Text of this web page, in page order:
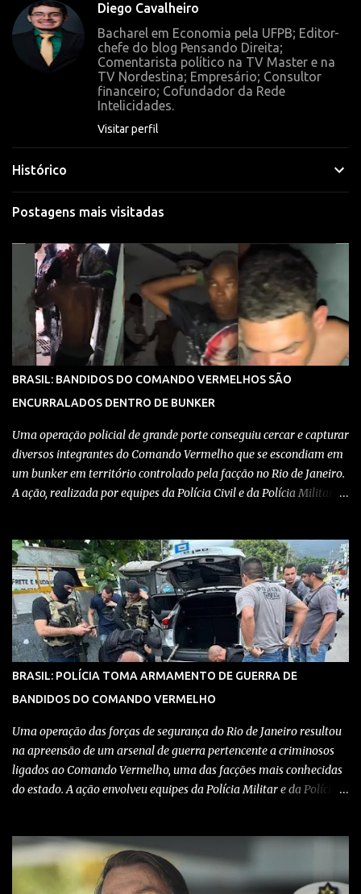
á
Diego Cavalheiro
Bacharel em Economia pela UFPB; Editor-
chefe do blog Pensando Direita;
Comentarista político na TV Master e na
TV Nordestina; Empresário; Consultor
financeiro; Cofundador da Rede
Intelicidades.
Visitar perfil
Histórico
Postagens mais visitadas
BRASIL: BANDIDOS DO COMANDO VERMELHOS SÃO
ENCURRALADOS DENTRO DE BUNKER
Uma operação policial de grande porte conseguiu cercar e capturar
diversos integrantes do Comando Vermelho que se escondiam em
um bunker em território controlado pela facção no Rio de Janeiro.
A ação, realizada por equipes da Polícia Civil e da Polícia Militar,
de coordenar atividades criminosas na região. Confira detalhes no
vídeo: Clique aqui para ter acesso ao livro O Brasil e a pandemia de
absurdos, escrito por juristas, economistas, jornalistas e
profissionais da saúde conservadores sobre os absurdos
praticados durante a pandemia de Covid-19, como tiranias,
campanhas anticientíficas, atos de corrupção,
inconstitucionalidades por notáveis autoridades, fraudes e muito
perseguidos por políticos e seus assessores nos grupos de
WhatsApp! Garanta acesso ao nosso conteúdo clicando aqui , para
entrar no grupo do Whats...
BRASIL: POLÍCIA TOMA ARMAMENTO DE GUERRA DE
BANDIDOS DO COMANDO VERMELHO
Uma operação das forças de segurança do Rio de Janeiro resultou
na apreensão de um arsenal de guerra pertencente a criminosos
ligados ao Comando Vermelho, uma das facções mais conhecidas
do estado. A ação envolveu equipes da Polícia Militar e da Polícia
confrontos com grupos rivais e com as próprias forças de
segurança. Confira detalhes no vídeo: Clique aqui para ter acesso
ao livro O Brasil e a pandemia de absurdos, escrito por juristas,